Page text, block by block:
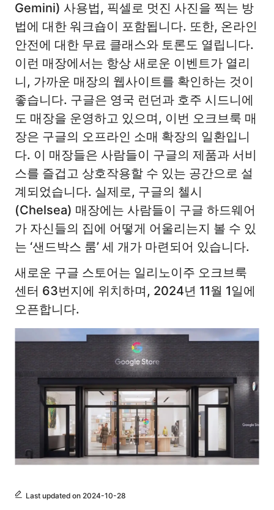
Gemini) 사용법, 픽셀로 멋진 사진을 찍는 방
법에 대한 워크숍이 포함됩니다. 또한, 온라인
안전에 대한 무료 클래스와 토론도 열립니다.
이런 매장에서는 항상 새로운 이벤트가 열리
니, 가까운 매장의 웹사이트를 확인하는 것이
좋습니다. 구글은 영국 런던과 호주 시드니에
도 매장을 운영하고 있으며, 이번 오크브룩 매
장은 구글의 오프라인 소매 확장의 일환입니
다. 이 매장들은 사람들이 구글의 제품과 서비
스를 즐겁고 상호작용할 수 있는 공간으로 설
계되었습니다. 실제로, 구글의 첼시
(Chelsea) 매장에는 사람들이 구글 하드웨어
가 자신들의 집에 어떻게 어울리는지 볼 수 있
는 ‘샌드박스 룸’ 세 개가 마련되어 있습니다.
새로운 구글 스토어는 일리노이주 오크브룩
센터 63번지에 위치하며, 2024년 11월 1일에
오픈합니다.
Last updated on 2024-10-28